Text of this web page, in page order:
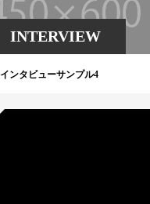
INTERVIEW
インタビューサンプル4